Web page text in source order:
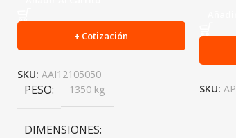
+ Cotización
SKU: AAI12105050
PESO 1350 kg
DIMENSIONES
SKU: